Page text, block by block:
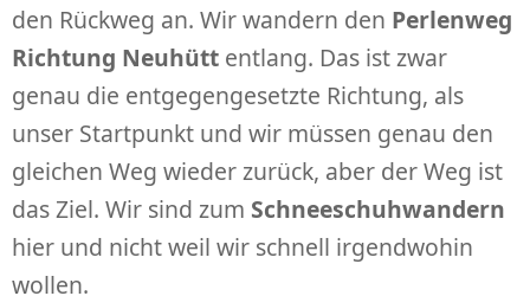
den Rückweg an. Wir wandern den Perlenweg
Richtung Neuhütt entlang. Das ist zwar
genau die entgegengesetzte Richtung, als
unser Startpunkt und wir müssen genau den
gleichen Weg wieder zurück, aber der Weg ist
das Ziel. Wir sind zum Schneeschuhwandern
hier und nicht weil wir schnell irgendwohin
wollen.